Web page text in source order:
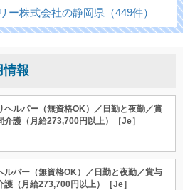
ー株式会社の静岡県（449件）
情報
ヘルパー（無資格OK）／日勤と夜勤／賞
護（月給273,700円以上）［Je］
ルパー（無資格OK）／日勤と夜勤／賞与
（月給273,700円以上）［Je］